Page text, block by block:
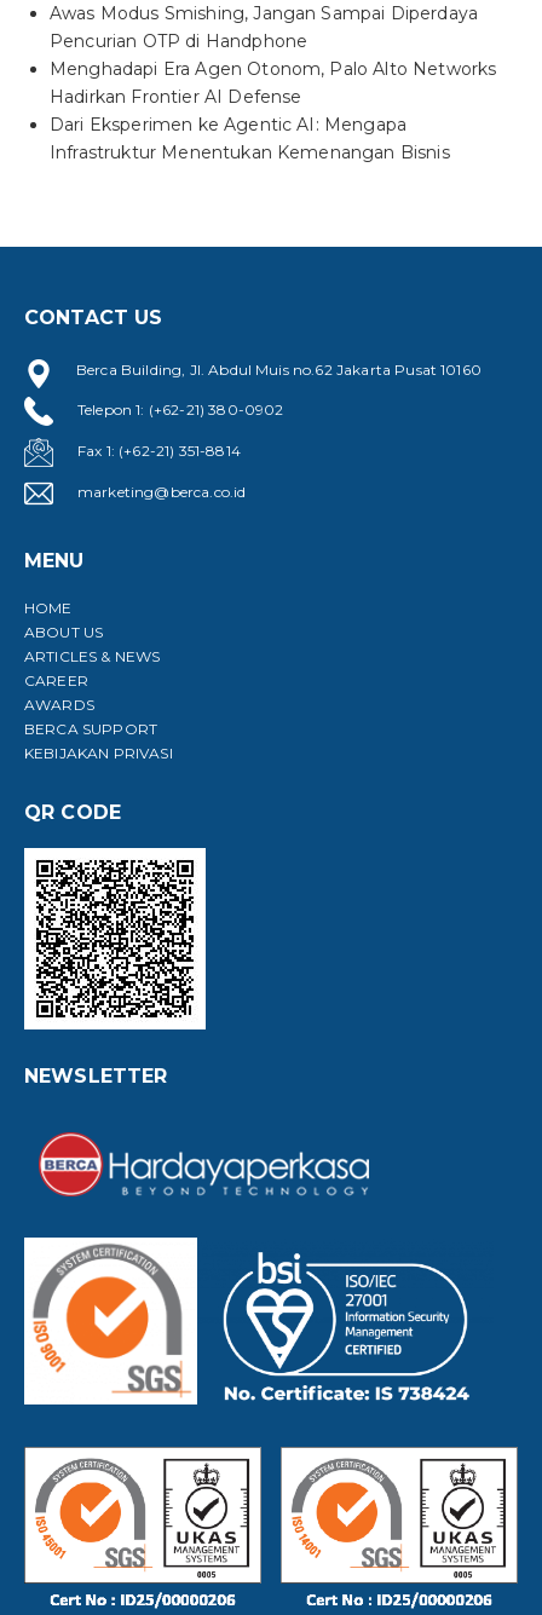
Awas Modus Smishing, Jangan Sampai Diperdaya
Pencurian OTP di Handphone
Menghadapi Era Agen Otonom, Palo Alto Networks
Hadirkan Frontier AI Defense
Dari Eksperimen ke Agentic AI: Mengapa
Infrastruktur Menentukan Kemenangan Bisnis
CONTACT US
Berca Building, Jl. Abdul Muis no.62 Jakarta Pusat 10160
Telepon 1: (+62-21) 380-0902
Fax 1: (+62-21) 351-8814
marketing@berca.co.id
MENU
HOME
ABOUT US
ARTICLES & NEWS
CAREER
AWARDS
BERCA SUPPORT
KEBIJAKAN PRIVASI
QR CODE
NEWSLETTER